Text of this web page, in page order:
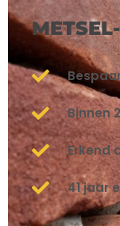
Binnen
Erkend
41 jaar